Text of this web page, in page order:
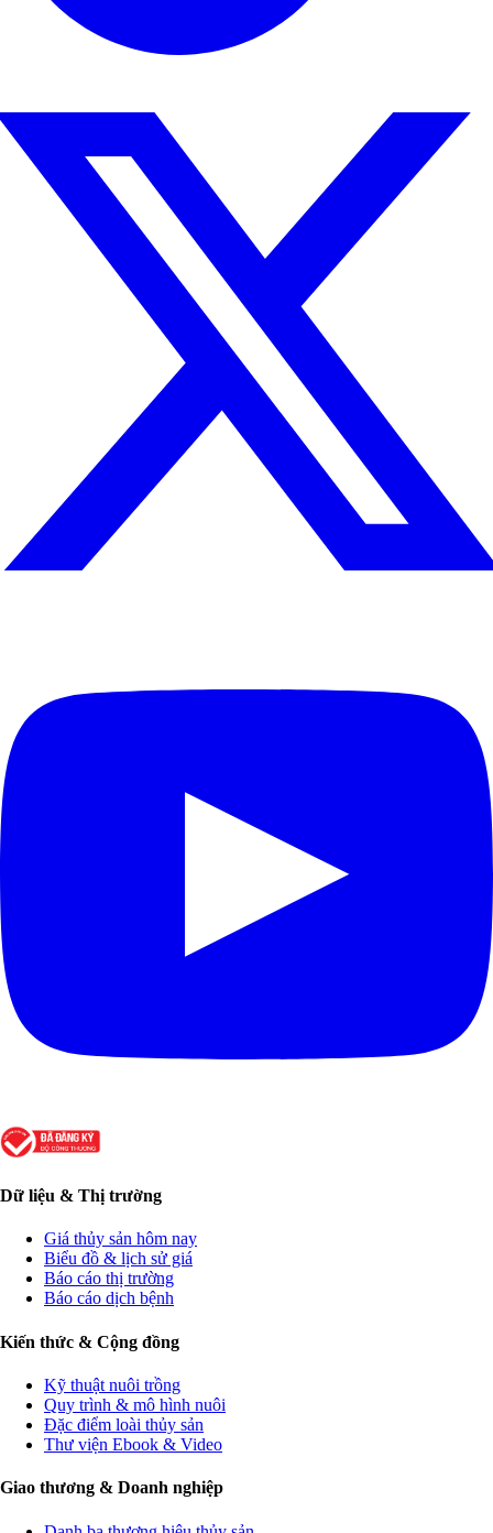
Dữ liệu & Thị trường
Giá thủy sản hôm nay
Biểu đồ & lịch sử giá
Báo cáo thị trường
Báo cáo dịch bệnh
Kiến thức & Cộng đồng
Kỹ thuật nuôi trồng
Quy trình & mô hình nuôi
Đặc điểm loài thủy sản
Thư viện Ebook & Video
Giao thương & Doanh nghiệp